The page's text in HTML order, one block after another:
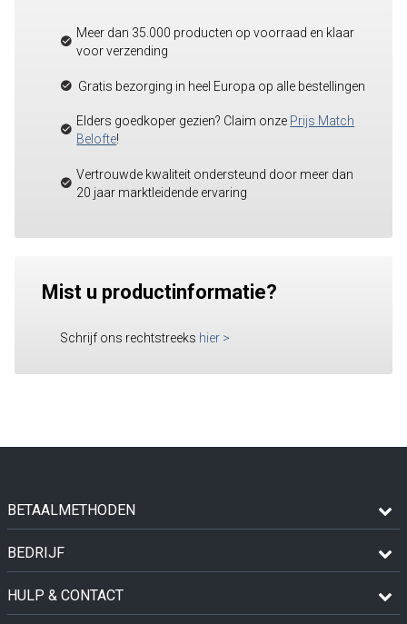
Meer dan 35.000 producten op voorraad en klaar
voor verzending
Gratis bezorging in heel Europa op alle bestellingen
Elders goedkoper gezien? Claim onze Prijs Match
Belofte!
Vertrouwde kwaliteit ondersteund door meer dan
20 jaar marktleidende ervaring
Mist u productinformatie?
Schrijf ons rechtstreeks hier >
BETAALMETHODEN
BEDRIJF
HULP & CONTACT